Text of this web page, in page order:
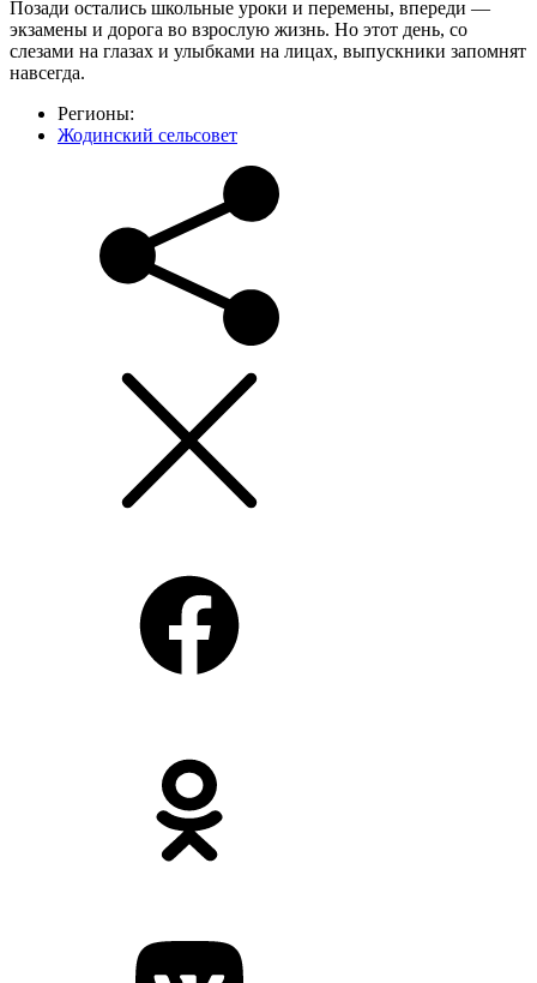
Позади остались школьные уроки и перемены, впереди —
экзамены и дорога во взрослую жизнь. Но этот день, со
слезами на глазах и улыбками на лицах, выпускники запомнят
навсегда.
Регионы:
Жодинский сельсовет